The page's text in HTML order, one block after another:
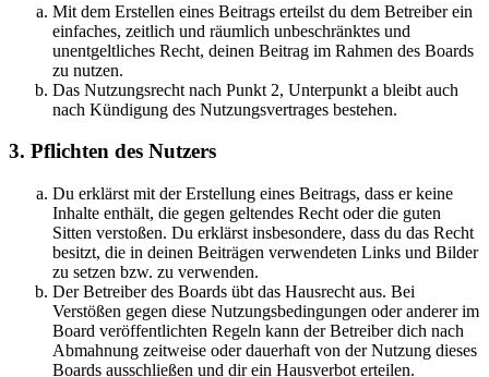
Mit dem Erstellen eines Beitrags erteilst du dem Betreiber ein
einfaches, zeitlich und räumlich unbeschränktes und
unentgeltliches Recht, deinen Beitrag im Rahmen des Boards
zu nutzen.
Das Nutzungsrecht nach Punkt 2, Unterpunkt a bleibt auch
nach Kündigung des Nutzungsvertrages bestehen.
3. Pflichten des Nutzers
Du erklärst mit der Erstellung eines Beitrags, dass er keine
Inhalte enthält, die gegen geltendes Recht oder die guten
Sitten verstoßen. Du erklärst insbesondere, dass du das Recht
besitzt, die in deinen Beiträgen verwendeten Links und Bilder
zu setzen bzw. zu verwenden.
Der Betreiber des Boards übt das Hausrecht aus. Bei
Verstößen gegen diese Nutzungsbedingungen oder anderer im
Board veröffentlichten Regeln kann der Betreiber dich nach
Abmahnung zeitweise oder dauerhaft von der Nutzung dieses
Boards ausschließen und dir ein Hausverbot erteilen.